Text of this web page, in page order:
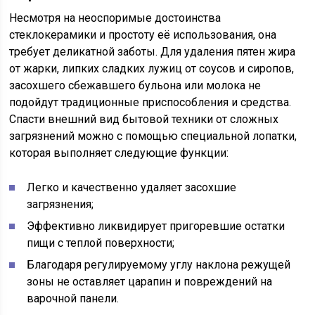
Несмотря на неоспоримые достоинства
стеклокерамики и простоту её использования, она
требует деликатной заботы. Для удаления пятен жира
от жарки, липких сладких лужиц от соусов и сиропов,
засохшего сбежавшего бульона или молока не
подойдут традиционные приспособления и средства.
Спасти внешний вид бытовой техники от сложных
загрязнений можно с помощью специальной лопатки,
которая выполняет следующие функции:
Легко и качественно удаляет засохшие
загрязнения;
Эффективно ликвидирует пригоревшие остатки
пищи с теплой поверхности;
Благодаря регулируемому углу наклона режущей
зоны не оставляет царапин и повреждений на
варочной панели.